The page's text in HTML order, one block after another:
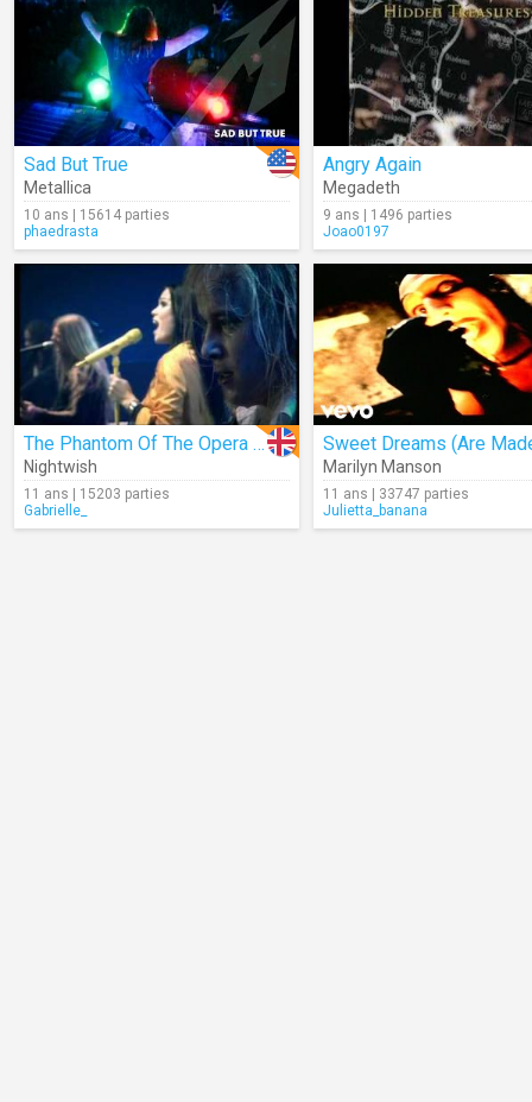
Sad But True
Metallica
10 ans | 15614 parties
phaedrasta
Angry Again
Megadeth
9 ans | 1496 parties
Joao0197
The Phantom Of The Opera (Live)
Nightwish
11 ans | 15203 parties
Gabrielle_
Marilyn Manson
11 ans | 33747 parties
Julietta_banana